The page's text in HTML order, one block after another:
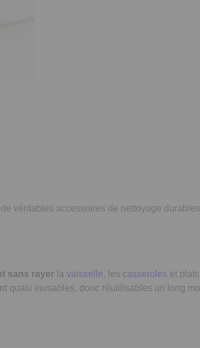
véritables accessoires de nettoyage
sans rayer la vaisselle, les casseroles et
quasi inusables, donc réutilisables un long